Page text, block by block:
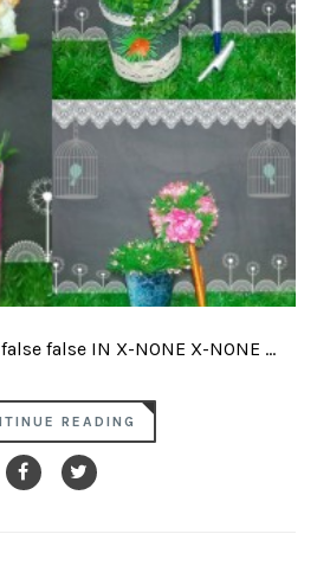
false IN X-NONE X-NONE ...
READING